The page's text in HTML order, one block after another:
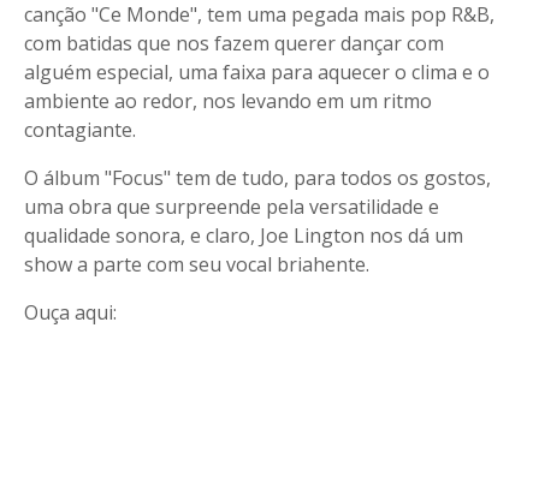
canção "Ce Monde", tem uma pegada mais pop R&B,
com batidas que nos fazem querer dançar com
alguém especial, uma faixa para aquecer o clima e o
ambiente ao redor, nos levando em um ritmo
contagiante.
O álbum "Focus" tem de tudo, para todos os gostos,
uma obra que surpreende pela versatilidade e
qualidade sonora, e claro, Joe Lington nos dá um
show a parte com seu vocal briahente.
Ouça aqui: